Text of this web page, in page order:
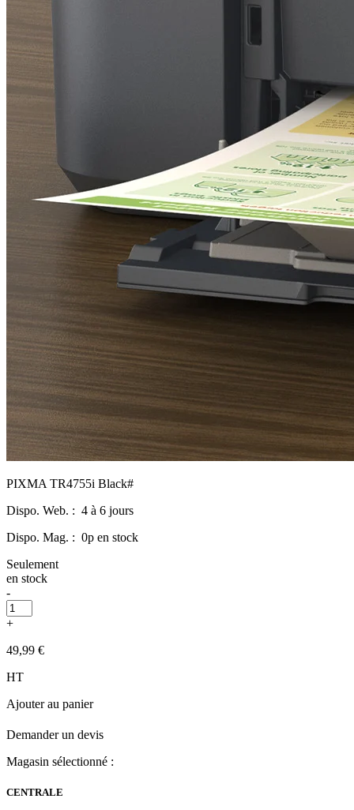
PIXMA TR4755i Black#
Dispo. Web. : 4 à 6 jours
Dispo. Mag. : 0p en stock
Seulement
en stock
-
+
49,99 €
HT
Ajouter au panier
Demander un devis
Magasin sélectionné :
CENTRALE